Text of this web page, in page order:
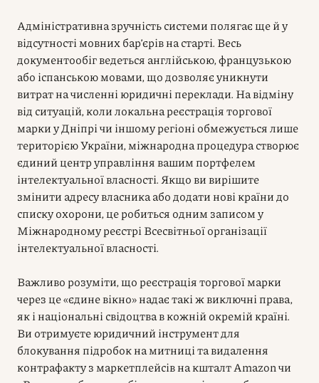
Адміністративна зручність системи полягає ще й у
відсутності мовних бар’єрів на старті. Весь
документообіг ведеться англійською, французькою
або іспанською мовами, що дозволяє уникнути
витрат на численні юридичні переклади. На відміну
від ситуацій, коли локальна реєстрація торгової
марки у Дніпрі чи іншому регіоні обмежується лише
територією України, міжнародна процедура створює
єдиний центр управління вашим портфелем
інтелектуальної власності. Якщо ви вирішите
змінити адресу власника або додати нові країни до
списку охорони, це робиться одним записом у
Міжнародному реєстрі Всесвітньої організації
інтелектуальної власності.
Важливо розуміти, що реєстрація торгової марки
через це «єдине вікно» надає такі ж виключні права,
як і національні свідоцтва в кожній окремій країні.
Ви отримуєте юридичний інструмент для
блокування підробок на митниці та видалення
контрафакту з маркетплейсів на кшталт Amazon чи